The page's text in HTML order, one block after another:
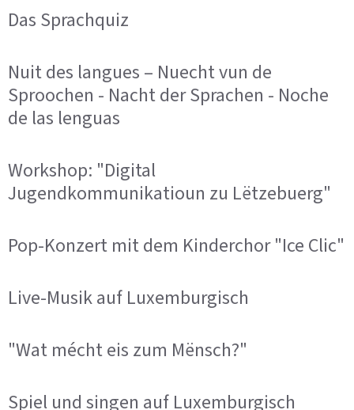
Das Sprachquiz
Nuit des langues – Nuecht vun de
Sproochen - Nacht der Sprachen - Noche
de las lenguas
Workshop: "Digital
Jugendkommunikatioun zu Lëtzebuerg"
Pop-Konzert mit dem Kinderchor "Ice Clic"
Live-Musik auf Luxemburgisch
"Wat mécht eis zum Mënsch?"
Spiel und singen auf Luxemburgisch